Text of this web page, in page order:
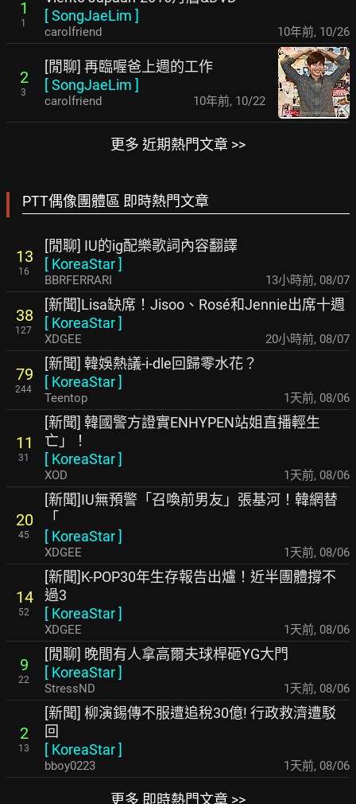
1
1
[SongJaeLim ]
carolfriend 10年前, 10/26
2
3
[閒聊] 再臨喔爸上週的工作
[SongJaeLim ]
carolfriend 10年前, 10/22
更多 近期熱門文章 >>
PTT偶像團體區 即時熱門文章
13
16
[閒聊] IU的ig配樂歌詞內容翻譯
[ KoreaStar]
BBRFERRARI 13小時前, 08/07
38
127
[新聞]Lisa缺席！Jisoo、Rosé和Jennie出席十週
[ KoreaStar]
XDGEE 20小時前, 08/07
79
244
[新聞] 韓娛熱議-i-dle回歸零水花？
[ KoreaStar]
Teentop 1天前, 08/06
11
31
[新聞] 韓國警方證實ENHYPEN站姐直播輕生
亡」！
[ KoreaStar]
XOD 1天前, 08/06
20
45
[新聞]IU無預警「召喚前男友」張基河！韓網替
「
[ KoreaStar]
XDGEE 1天前, 08/06
14
52
[新聞]K-POP30年生存報告出爐！近半團體撐不
過3
[ KoreaStar]
XDGEE 1天前, 08/06
9
22
[閒聊] 晚間有人拿高爾夫球桿砸YG大門
[ KoreaStar]
StressND 1天前, 08/06
2
13
[新聞] 柳演錫傳不服遭追稅30億! 行政救濟遭駁
回
[ KoreaStar]
bboy0223 1天前, 08/06
更多 即時熱門文章 >>